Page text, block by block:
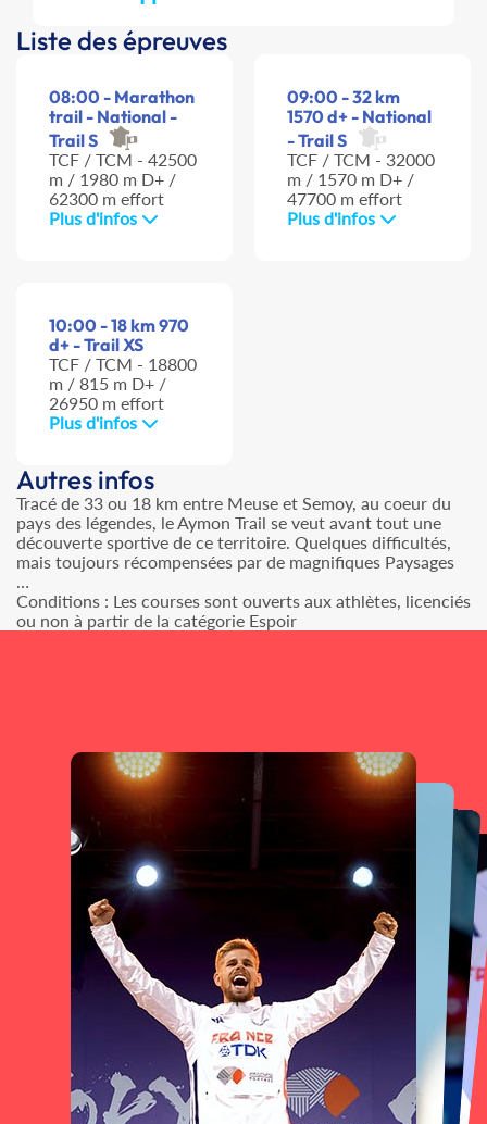
Liste des épreuves
08:00 - Marathon
trail - National -
Trail S
TCF / TCM - 42500
m / 1980 m D+ /
62300 m effort
Plus d'infos
09:00 - 32 km
1570 d+ - National
- Trail S
TCF / TCM - 32000
m / 1570 m D+ /
47700 m effort
Plus d'infos
10:00 - 18 km 970
d+ - Trail XS
TCF / TCM - 18800
m / 815 m D+ /
26950 m effort
Plus d'infos
Autres infos
Tracé de 33 ou 18 km entre Meuse et Semoy, au coeur du
pays des légendes, le Aymon Trail se veut avant tout une
découverte sportive de ce territoire. Quelques difficultés,
mais toujours récompensées par de magnifiques Paysages
…
Conditions : Les courses sont ouverts aux athlètes, licenciés
ou non à partir de la catégorie Espoir